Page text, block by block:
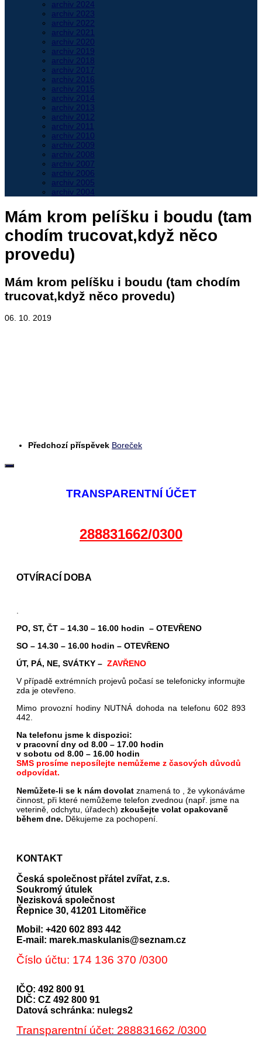
archiv 2024
archiv 2023
archiv 2022
archiv 2021
archiv 2020
archiv 2019
archiv 2018
archiv 2017
archiv 2016
archiv 2015
archiv 2014
archiv 2013
archiv 2012
archiv 2011
archiv 2010
archiv 2009
archiv 2008
archiv 2007
archiv 2006
archiv 2005
archiv 2004
Mám krom pelíšku i boudu (tam
chodím trucovat,když něco
provedu)
Mám krom pelíšku i boudu (tam chodím
trucovat,když něco provedu)
06. 10. 2019
Předchozí příspěvek Boreček
TRANSPARENTNÍ ÚČET
288831662/0300
OTVÍRACÍ DOBA
PO, ST, ČT – 14.30 – 16.00 hodin – OTEVŘENO
SO – 14.30 – 16.00 hodin – OTEVŘENO
ÚT, PÁ, NE, SVÁTKY – ZAVŘENO
V případě extrémních projevů počasí se telefonicky informujte
zda je otevřeno.
Mimo provozní hodiny NUTNÁ dohoda na telefonu 602 893
442.
Na telefonu jsme k dispozici:
v pracovní dny od 8.00 – 17.00 hodin
v sobotu od 8.00 – 16.00 hodin
SMS prosíme neposílejte nemůžeme z časových důvodů
odpovídat.
Nemůžete-li se k nám dovolat znamená to , že vykonáváme
činnost, při které nemůžeme telefon zvednou (např. jsme na
veterině, odchytu, úřadech) zkoušejte volat opakovaně
během dne. Děkujeme za pochopení.
KONTAKT
Česká společnost přátel zvířat, z.s.
Soukromý útulek
Nezisková společnost
Řepnice 30, 41201 Litoměřice
Mobil: +420 602 893 442
E-mail: marek.maskulanis@seznam.cz
Číslo účtu: 174 136 370 /0300
IČO: 492 800 91
DIČ: CZ 492 800 91
Datová schránka: nulegs2
Transparentní účet: 288831662 /0300